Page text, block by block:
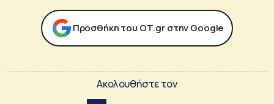
Προσθήκη του ΟΤ.gr στην Google
Ακολουθήστε τον